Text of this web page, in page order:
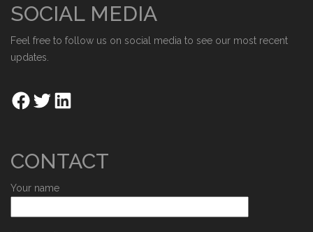
SOCIAL MEDIA
Feel free to follow us on social media to see our most recent
updates.
CONTACT
Your name